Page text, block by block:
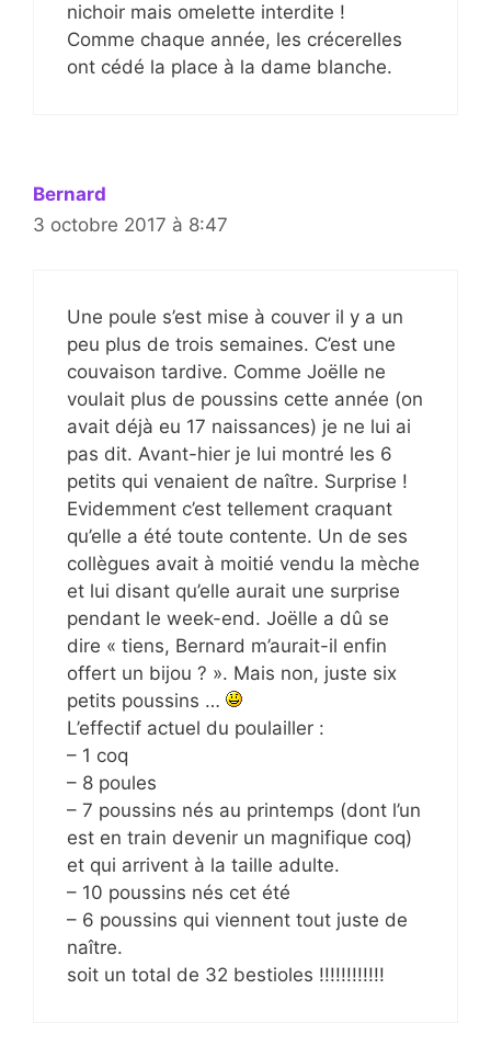
nichoir mais omelette interdite !
Comme chaque année, les crécerelles
ont cédé la place à la dame blanche.
Bernard
3 octobre 2017 à 8:47
Une poule s’est mise à couver il y a un
peu plus de trois semaines. C’est une
couvaison tardive. Comme Joëlle ne
voulait plus de poussins cette année (on
avait déjà eu 17 naissances) je ne lui ai
pas dit. Avant-hier je lui montré les 6
petits qui venaient de naître. Surprise !
Evidemment c’est tellement craquant
qu’elle a été toute contente. Un de ses
collègues avait à moitié vendu la mèche
et lui disant qu’elle aurait une surprise
pendant le week-end. Joëlle a dû se
dire « tiens, Bernard m’aurait-il enfin
offert un bijou ? ». Mais non, juste six
petits poussins …
L’effectif actuel du poulailler :
– 1 coq
– 8 poules
– 7 poussins nés au printemps (dont l’un
est en train devenir un magnifique coq)
et qui arrivent à la taille adulte.
– 10 poussins nés cet été
– 6 poussins qui viennent tout juste de
naître.
soit un total de 32 bestioles !!!!!!!!!!!!